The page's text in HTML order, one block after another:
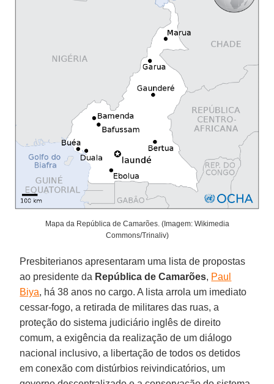
Mapa da República de Camarões. (Imagem: Wikimedia
Commons/Trinaliv)
Presbiterianos apresentaram uma lista de propostas
ao presidente da República de Camarões, Paul
Biya, há 38 anos no cargo. A lista arrola um imediato
cessar-fogo, a retirada de militares das ruas, a
proteção do sistema judiciário inglês de direito
comum, a exigência da realização de um diálogo
nacional inclusivo, a libertação de todos os detidos
em conexão com distúrbios reivindicatórios, um